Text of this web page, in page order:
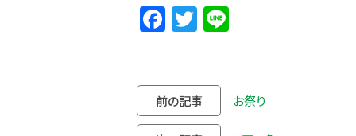
Facebook
Twitter
前の記事 お祭り